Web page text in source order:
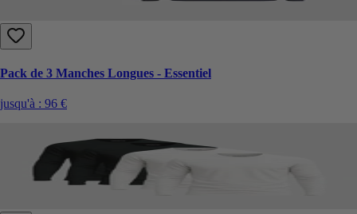
Pack de 3 Manches Longues - Essentiel
jusqu'à : 96 €